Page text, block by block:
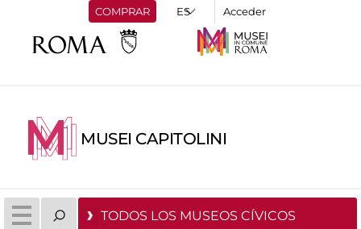
COMPRAR Acceder
MUSEI CAPITOLINI
TODOS LOS MUSEOS CÍVICOS